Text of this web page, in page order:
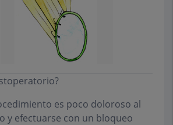
es poco doloroso al
y efectuarse con un bloqueo